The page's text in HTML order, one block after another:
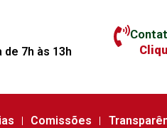
de 7h às 13h
Comissões